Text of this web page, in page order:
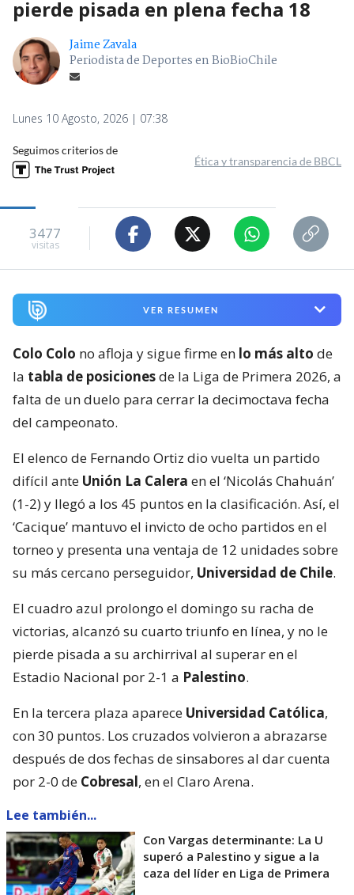
pierde pisada en plena fecha 18
Jaime Zavala
Periodista de Deportes en BioBioChile
Lunes 10 Agosto, 2026 | 07:38
Seguimos criterios de
Ética y transparencia de BBCL
3477
visitas
VER RESUMEN
Colo Colo no afloja y sigue firme en lo más alto de
la tabla de posicionesde la Liga de Primera 2026, a
falta de un duelo para cerrar la decimoctava fecha
del campeonato.
El elenco de Fernando Ortiz dio vuelta un partido
difícil ante Unión La Calera en el ‘Nicolás Chahuán’
(1-2) y llegó a los 45 puntos en la clasificación. Así, el
‘Cacique’ mantuvo el invicto de ocho partidos en el
torneo y presenta una ventaja de 12 unidades sobre
su más cercano perseguidor, Universidad de Chile.
El cuadro azul prolongo el domingo su racha de
victorias, alcanzó su cuarto triunfo en línea, y no le
pierde pisada a su archirrival al superar en el
Estadio Nacional por 2-1 a Palestino.
En la tercera plaza aparece Universidad Católica,
con 30 puntos. Los cruzados volvieron a abrazarse
después de dos fechas de sinsabores al dar cuenta
por 2-0 de Cobresal, en el Claro Arena.
Lee también...
Con Vargas determinante: La U
superó a Palestino y sigue a la
caza del líder en Liga de Primera